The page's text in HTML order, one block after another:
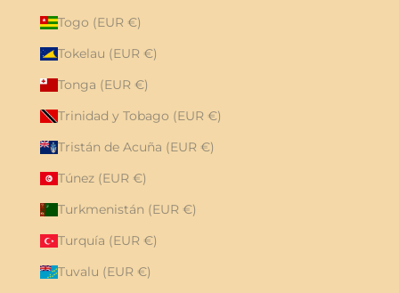
Togo (EUR €)
Tokelau (EUR €)
Tonga (EUR €)
Trinidad y Tobago (EUR €)
Tristán de Acuña (EUR €)
Túnez (EUR €)
Turkmenistán (EUR €)
Turquía (EUR €)
Tuvalu (EUR €)